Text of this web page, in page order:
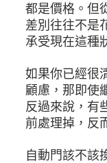
都是價格。但
差別往往不是
承受現在這種
如果你已經很
顧慮，那即使
反過來說，有
前處理掉，反
自動門該不該